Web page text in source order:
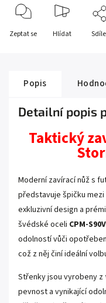
Zeptat se Hlídat
Popis
Detailní popis
Taktický
Moderní zavírací nůž s
představuje špičku
exkluzivní design a
švédské oceli CPM-S90V
odolností vůči
což z něj činí ideální
Střenky jsou vyrobeny z
pevnost a vynikající